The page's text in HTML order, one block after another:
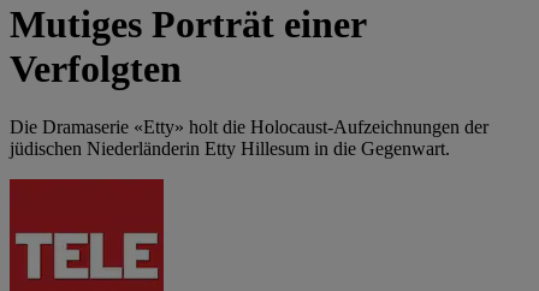
Mutiges Porträt einer
Verfolgten
Die Dramaserie «Etty» holt die Holocaust-Aufzeichnungen der
jüdischen Niederländerin Etty Hillesum in die Gegenwart.